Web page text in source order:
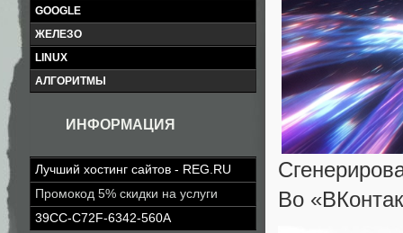
GOOGLE
ЖЕЛЕЗО
LINUX
АЛГОРИТМЫ
ИНФОРМАЦИЯ
Лучший хостинг сайтов - REG.RU
Промокод 5% скидки на услуги
39CC-C72F-6342-560A
Во